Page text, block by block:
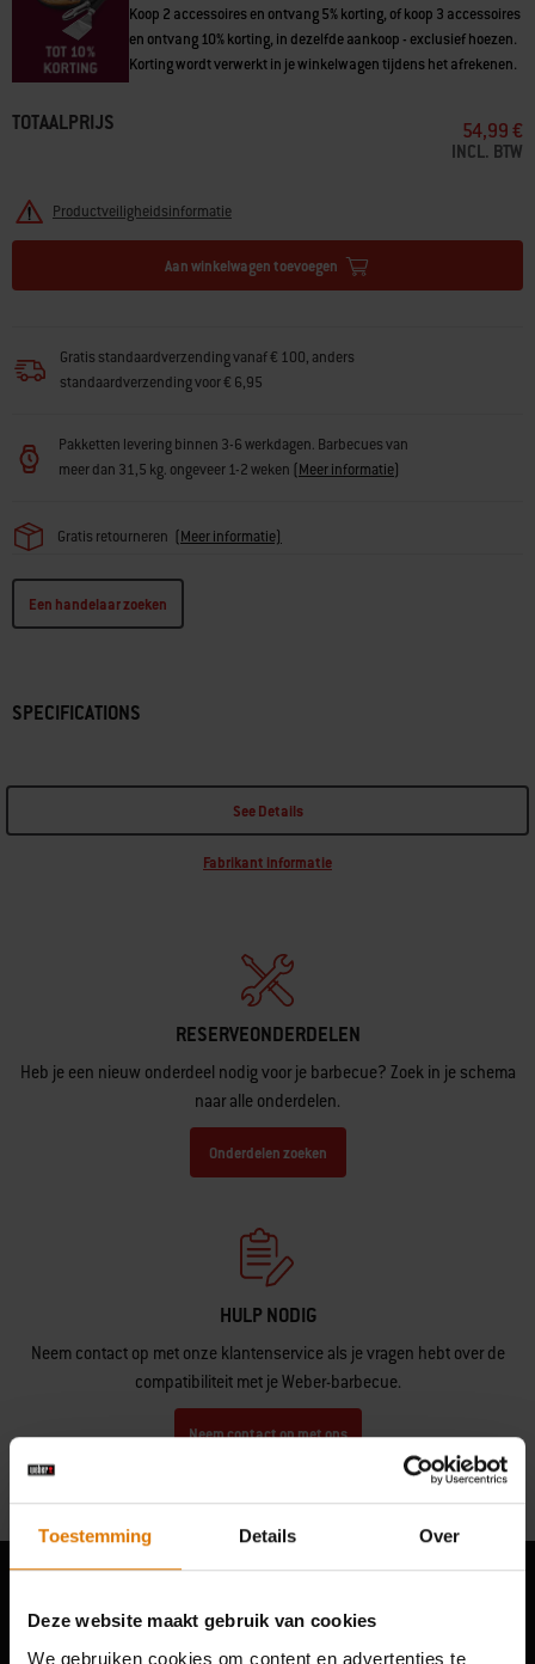
Toestemming Details Over
Deze website maakt gebruik van cookies
We gebruiken cookies om content en advertenties te
Koop 2 accessoires en ontvang 5% korting, of koop 3 accessoires
en ontvang 10% korting, in dezelfde aankoop - exclusief hoezen.
Korting wordt verwerkt in je winkelwagen tijdens het afrekenen.
TOTAALPRIJS 54,99 €
INCL. BTW
Productveiligheidsinformatie
Aan winkelwagen toevoegen
Gratis standaardverzending vanaf € 100, anders
standaardverzending voor € 6,95
Pakketten levering binnen 3-6 werkdagen. Barbecues van
meer dan 31,5 kg. ongeveer 1-2 weken (Meer informatie)
Gratis retourneren (Meer informatie)
Een handelaar zoeken
SPECIFICATIONS
See Details
Fabrikant informatie
RESERVEONDERDELEN
Heb je een nieuw onderdeel nodig voor je barbecue? Zoek in je schema
naar alle onderdelen.
Onderdelen zoeken
HULP NODIG
Neem contact op met onze klantenservice als je vragen hebt over de
compatibiliteit met je Weber-barbecue.
Neem contact op met ons